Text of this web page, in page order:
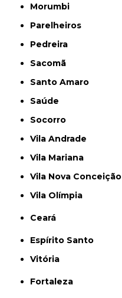
Morumbi
Parelheiros
Pedreira
Sacomã
Santo Amaro
Saúde
Socorro
Vila Andrade
Vila Mariana
Vila Nova Conceição
Vila Olímpia
Ceará
Espírito Santo
Vitória
Fortaleza